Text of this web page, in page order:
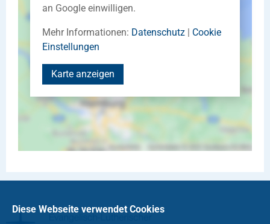
an Google einwilligen.
Mehr Informationen: Datenschutz | Cookie
Einstellungen
Karte anzeigen
Diese Webseite verwendet Cookies